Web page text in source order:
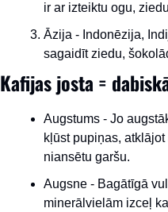
ir ar izteiktu ogu,
Āzija - Indonēzija,
sagaidīt ziedu,
Kafijas josta =
Augstums - Jo
kļūst pupiņas,
niansētu garšu.
Augsne - Bagātīgā
minerālvielām izceļ